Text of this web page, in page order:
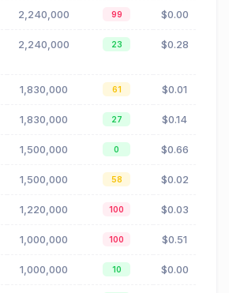
2,240,000 99 $0.00
2,240,000 23 $0.28
1,830,000 61 $0.01
1,830,000 27 $0.14
1,500,000 0 $0.66
1,500,000 58 $0.02
1,220,000 100 $0.03
1,000,000 100 $0.51
1,000,000 10 $0.00